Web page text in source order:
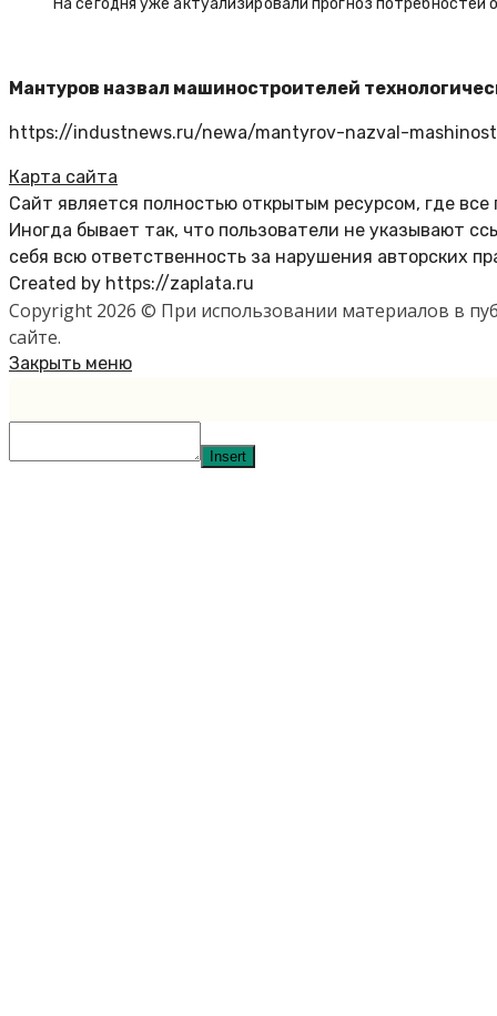
На сегодня уже актуализировали прогноз
Мантуров назвал машиностроителей
https://industnews.ru/newa/mantyrov-nazval-
Карта сайта
Сайт является полностью открытым ресурсом, где
Иногда бывает так, что пользователи не указывают
себя всю ответственность за нарушения авторских
Created by https://zaplata.ru
Copyright 2026 © При использовании материалов в
сайте.
Закрыть меню
Insert